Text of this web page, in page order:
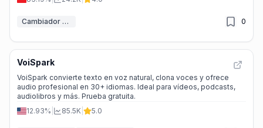
Cambiador de voz IA 0
VoiSpark
VoiSpark convierte texto en voz natural, clona voces y ofrece
audio profesional en 30+ idiomas. Ideal para vídeos, podcasts,
audiolibros y más. Prueba gratuita.
12.93%
85.5K 5.0